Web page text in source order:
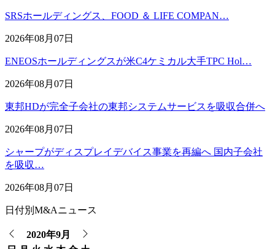
SRSホールディングス、FOOD ＆ LIFE COMPAN…
2026年08月07日
ENEOSホールディングスが米C4ケミカル大手TPC Hol…
2026年08月07日
東邦HDが完全子会社の東邦システムサービスを吸収合併へ
2026年08月07日
シャープがディスプレイデバイス事業を再編へ 国内子会社
を吸収…
2026年08月07日
日付別M&Aニュース
2020年9月